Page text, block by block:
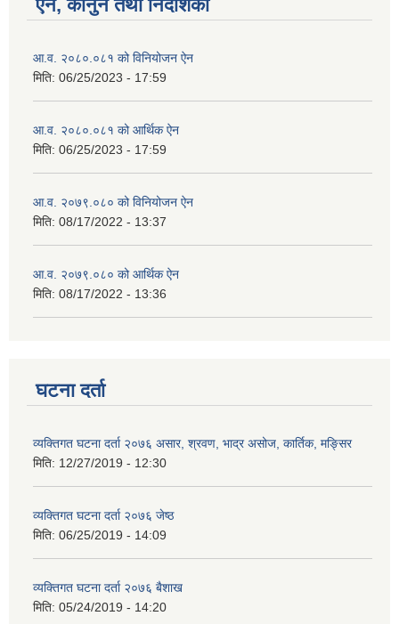
ऐन, कानुन तथा निर्देशिका
आ.व. २०८०.०८१ को विनियोजन ऐन
मिति: 06/25/2023 - 17:59
आ.व. २०८०.०८१ को आर्थिक ऐन
मिति: 06/25/2023 - 17:59
आ.व. २०७९.०८० को विनियोजन ऐन
मिति: 08/17/2022 - 13:37
आ.व. २०७९.०८० को आर्थिक ऐन
मिति: 08/17/2022 - 13:36
घटना दर्ता
व्यक्तिगत घटना दर्ता २०७६ असार, श्रवण, भाद्र असोज, कार्तिक, मङ्सिर
मिति: 12/27/2019 - 12:30
व्यक्तिगत घटना दर्ता २०७६ जेष्ठ
मिति: 06/25/2019 - 14:09
व्यक्तिगत घटना दर्ता २०७६ बैशाख
मिति: 05/24/2019 - 14:20